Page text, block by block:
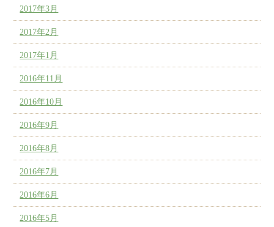
2017年3月
2017年2月
2017年1月
2016年11月
2016年10月
2016年9月
2016年8月
2016年7月
2016年6月
2016年5月